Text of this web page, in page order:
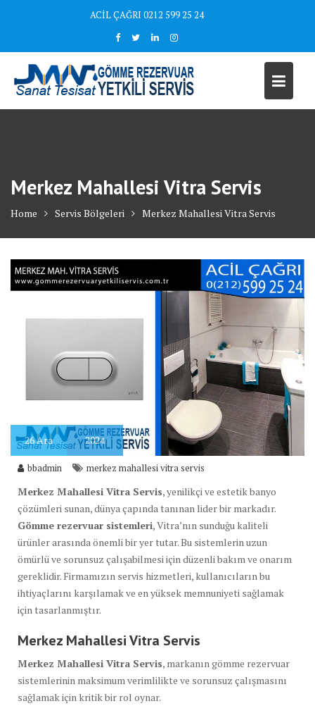
ACİL ÇAĞRI 0212 599 25 24
Merkez Mahallesi Vitra Servis
Home Servis Bölgeleri Merkez Mahallesi Vitra Servis
26Ara 2024
bbadmin merkez mahallesi vitra servis
Merkez Mahallesi Vitra Servis, yenilikçi ve estetik banyo
çözümleri sunan, dünya çapında tanınan lider bir markadır.
Gömme rezervuar sistemleri, Vitra’nın sunduğu kaliteli
ürünler arasında önemli bir yer tutar. Bu sistemlerin uzun
ömürlü ve sorunsuz çalışabilmesi için düzenli bakım ve onarım
gereklidir. Firmamızın servis hizmetleri, kullanıcıların bu
ihtiyaçlarını karşılamak ve en yüksek memnuniyeti sağlamak
için tasarlanmıştır.
Merkez Mahallesi Vitra Servis
Merkez Mahallesi Vitra Servis, markanın gömme rezervuar
sistemlerinin maksimum verimlilikte ve sorunsuz çalışmasını
sağlamak için kritik bir rol oynar.